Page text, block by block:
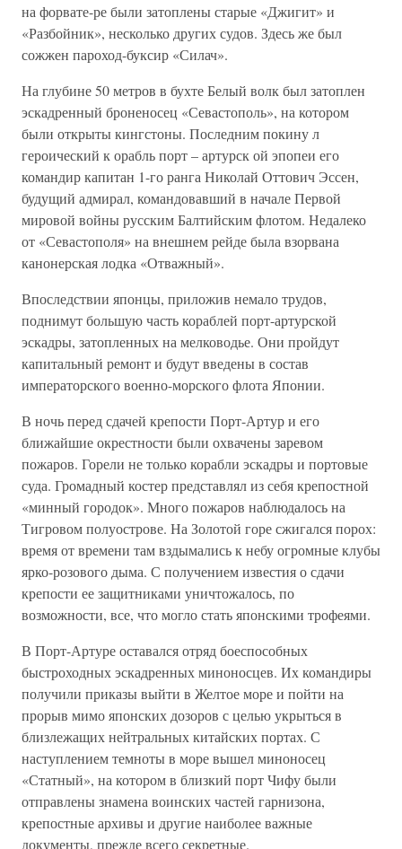
на форвате-ре были затоплены старые «Джигит» и
«Разбойник», несколько других судов. Здесь же был
сожжен пароход-буксир «Силач».
На глубине 50 метров в бухте Белый волк был затоплен
эскадренный броненосец «Севастополь», на котором
были открыты кингстоны. Последним покину л
героический к орабль порт – артурск ой эпопеи его
командир капитан 1-го ранга Николай Оттович Эссен,
будущий адмирал, командовавший в начале Первой
мировой войны русским Балтийским флотом. Недалеко
от «Севастополя» на внешнем рейде была взорвана
канонерская лодка «Отважный».
Впоследствии японцы, приложив немало трудов,
поднимут большую часть кораблей порт-артурской
эскадры, затопленных на мелководье. Они пройдут
капитальный ремонт и будут введены в состав
императорского военно-морского флота Японии.
В ночь перед сдачей крепости Порт-Артур и его
ближайшие окрестности были охвачены заревом
пожаров. Горели не только корабли эскадры и портовые
суда. Громадный костер представлял из себя крепостной
«минный городок». Много пожаров наблюдалось на
Тигровом полуострове. На Золотой горе сжигался порох:
время от времени там вздымались к небу огромные клубы
ярко-розового дыма. С получением известия о сдачи
крепости ее защитниками уничтожалось, по
возможности, все, что могло стать японскими трофеями.
В Порт-Артуре оставался отряд боеспособных
быстроходных эскадренных миноносцев. Их командиры
получили приказы выйти в Желтое море и пойти на
прорыв мимо японских дозоров с целью укрыться в
близлежащих нейтральных китайских портах. С
наступлением темноты в море вышел миноносец
«Статный», на котором в близкий порт Чифу были
отправлены знамена воинских частей гарнизона,
крепостные архивы и другие наиболее важные
документы, прежде всего секретные.